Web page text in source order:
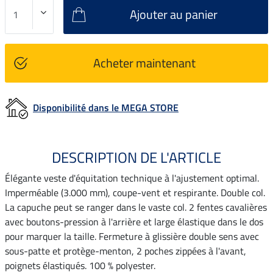
Ajouter au panier
Acheter maintenant
Disponibilité dans le MEGA STORE
DESCRIPTION DE L'ARTICLE
Élégante veste d'équitation technique à l'ajustement optimal.
Imperméable (3.000 mm), coupe-vent et respirante. Double col.
La capuche peut se ranger dans le vaste col. 2 fentes cavalières
avec boutons-pression à l'arrière et large élastique dans le dos
pour marquer la taille. Fermeture à glissière double sens avec
sous-patte et protège-menton, 2 poches zippées à l'avant,
poignets élastiqués. 100 % polyester.